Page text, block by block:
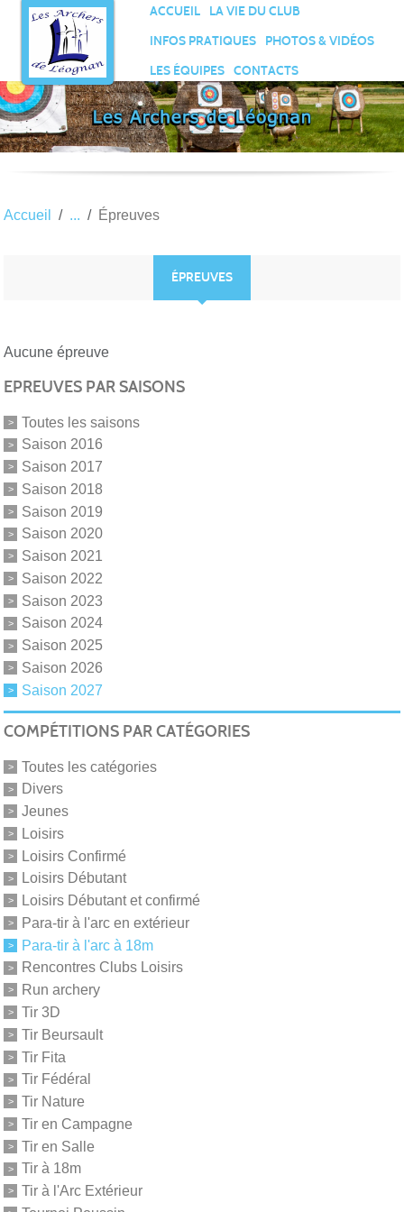
ACCUEIL
LA VIE DU CLUB
INFOS PRATIQUES
PHOTOS & VIDÉOS
LES ÉQUIPES
CONTACTS
Accueil Épreuves
ÉPREUVES
Aucune épreuve
EPREUVES PAR SAISONS
Toutes les saisons
Saison 2016
Saison 2017
Saison 2018
Saison 2019
Saison 2020
Saison 2021
Saison 2022
Saison 2023
Saison 2024
Saison 2025
Saison 2026
Saison 2027
COMPÉTITIONS PAR CATÉGORIES
Toutes les catégories
Divers
Jeunes
Loisirs
Loisirs Confirmé
Loisirs Débutant
Loisirs Débutant et confirmé
Para-tir à l'arc en extérieur
Para-tir à l'arc à 18m
Rencontres Clubs Loisirs
Run archery
Tir 3D
Tir Beursault
Tir Fita
Tir Fédéral
Tir Nature
Tir en Campagne
Tir en Salle
Tir à 18m
Tir à l'Arc Extérieur
Panneau de gestion des cookies